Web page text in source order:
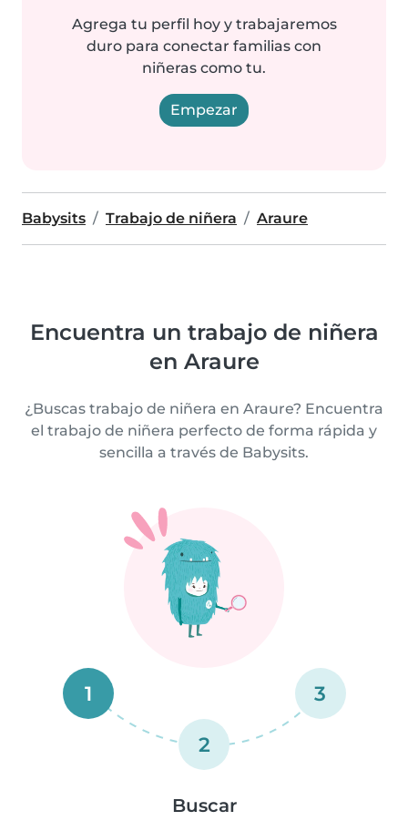
Agrega tu perfil hoy y trabajaremos
duro para conectar familias con
niñeras como tu.
Empezar
Babysits Trabajo de niñera Araure
Encuentra un trabajo de niñera
en Araure
¿Buscas trabajo de niñera en Araure? Encuentra
el trabajo de niñera perfecto de forma rápida y
sencilla a través de Babysits.
1
2
3
Buscar